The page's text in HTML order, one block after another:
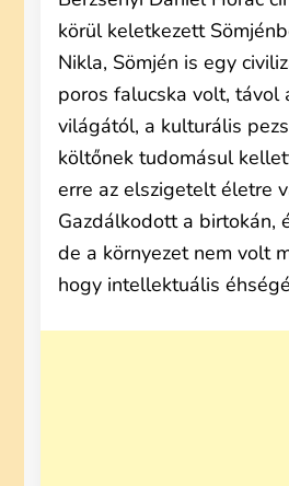
körül keletkezett
Nikla, Sömjén is egy
poros falucska volt, távol
világától, a kulturális
költőnek tudomásul
erre az elszigetelt életre
Gazdálkodott a birtokán,
de a környezet nem volt
hogy intellektuális